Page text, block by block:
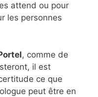
attend ou pour
les personnes
, comme de
il est
ce que
peut être en